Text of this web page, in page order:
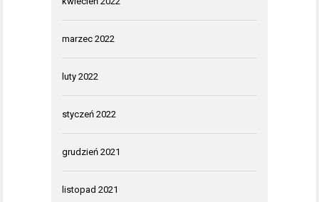
marzec 2022
luty 2022
styczeń 2022
grudzień 2021
listopad 2021